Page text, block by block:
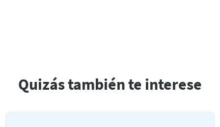
Quizás también te interese